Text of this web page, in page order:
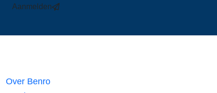
Aanmelden
Over Benro